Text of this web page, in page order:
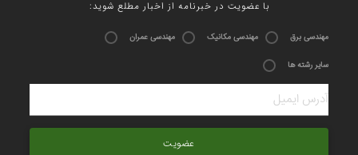
:با عضویت در خبرنامه از اخبار مطلع شوید
مهندسی برق مهندسی مکانیک مهندسی عمران
سایر رشته ها
عضویت